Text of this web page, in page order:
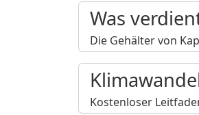
Was
Die Gehälter von
Kostenloser